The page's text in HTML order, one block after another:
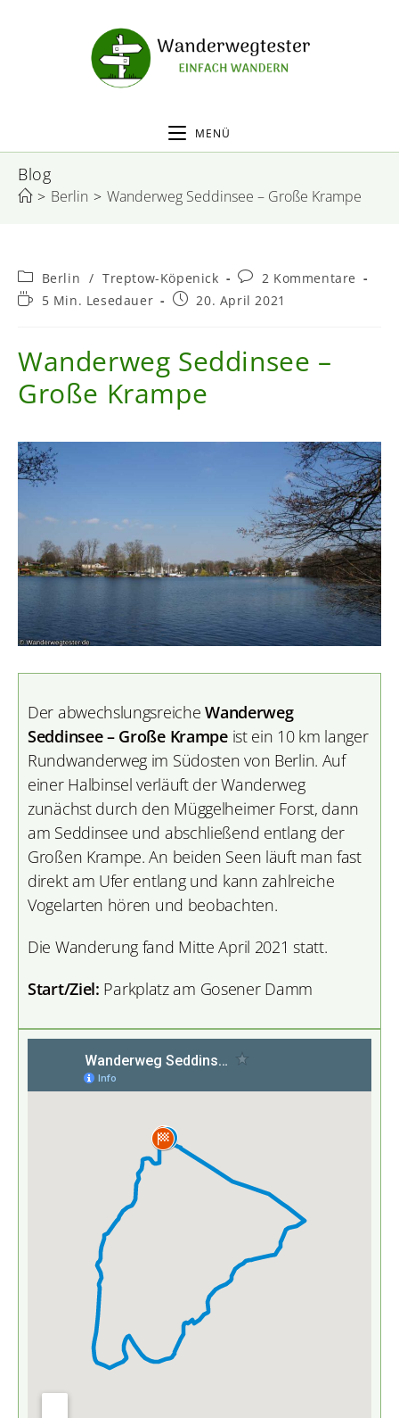
MENÜ
Blog
> Berlin > Wanderweg Seddinsee – Große Krampe
Berlin / Treptow-Köpenick
2 Kommentare
5 Min. Lesedauer
20. April 2021
Wanderweg Seddinsee –
Große Krampe
Der abwechslungsreicheWanderweg
Seddinsee – Große Krampeist ein 10 km langer
Rundwanderweg im Südosten von Berlin. Auf
einer Halbinsel verläuft der Wanderweg
zunächst durch den Müggelheimer Forst, dann
am Seddinsee und abschließend entlang der
Großen Krampe. An beiden Seen läuft man fast
direkt am Ufer entlang und kann zahlreiche
Vogelarten hören und beobachten.
Die Wanderung fand Mitte April 2021 statt.
Start/Ziel: Parkplatz am Gosener Damm